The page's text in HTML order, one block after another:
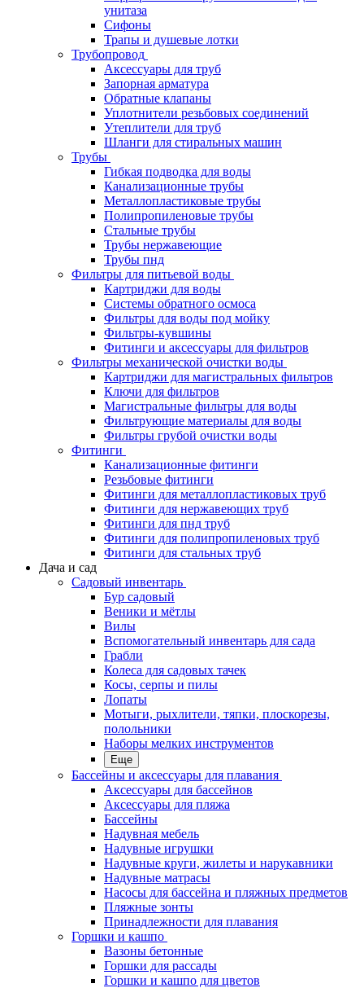
унитаза
Сифоны
Трапы и душевые лотки
Трубопровод
Аксессуары для труб
Запорная арматура
Обратные клапаны
Уплотнители резьбовых соединений
Утеплители для труб
Шланги для стиральных машин
Трубы
Гибкая подводка для воды
Канализационные трубы
Металлопластиковые трубы
Полипропиленовые трубы
Стальные трубы
Трубы нержавеющие
Трубы пнд
Фильтры для питьевой воды
Картриджи для воды
Системы обратного осмоса
Фильтры для воды под мойку
Фильтры-кувшины
Фитинги и аксессуары для фильтров
Фильтры механической очистки воды
Картриджи для магистральных фильтров
Ключи для фильтров
Магистральные фильтры для воды
Фильтрующие материалы для воды
Фильтры грубой очистки воды
Фитинги
Канализационные фитинги
Резьбовые фитинги
Фитинги для металлопластиковых труб
Фитинги для нержавеющих труб
Фитинги для пнд труб
Фитинги для полипропиленовых труб
Фитинги для стальных труб
Дача и сад
Садовый инвентарь
Бур садовый
Веники и мётлы
Вилы
Вспомогательный инвентарь для сада
Грабли
Колеса для садовых тачек
Косы, серпы и пилы
Лопаты
Мотыги, рыхлители, тяпки, плоскорезы,
полольники
Наборы мелких инструментов
Еще
Бассейны и аксессуары для плавания
Аксессуары для бассейнов
Аксессуары для пляжа
Бассейны
Надувная мебель
Надувные игрушки
Надувные круги, жилеты и нарукавники
Надувные матрасы
Насосы для бассейна и пляжных предметов
Пляжные зонты
Принадлежности для плавания
Горшки и кашпо
Вазоны бетонные
Горшки для рассады
Горшки и кашпо для цветов